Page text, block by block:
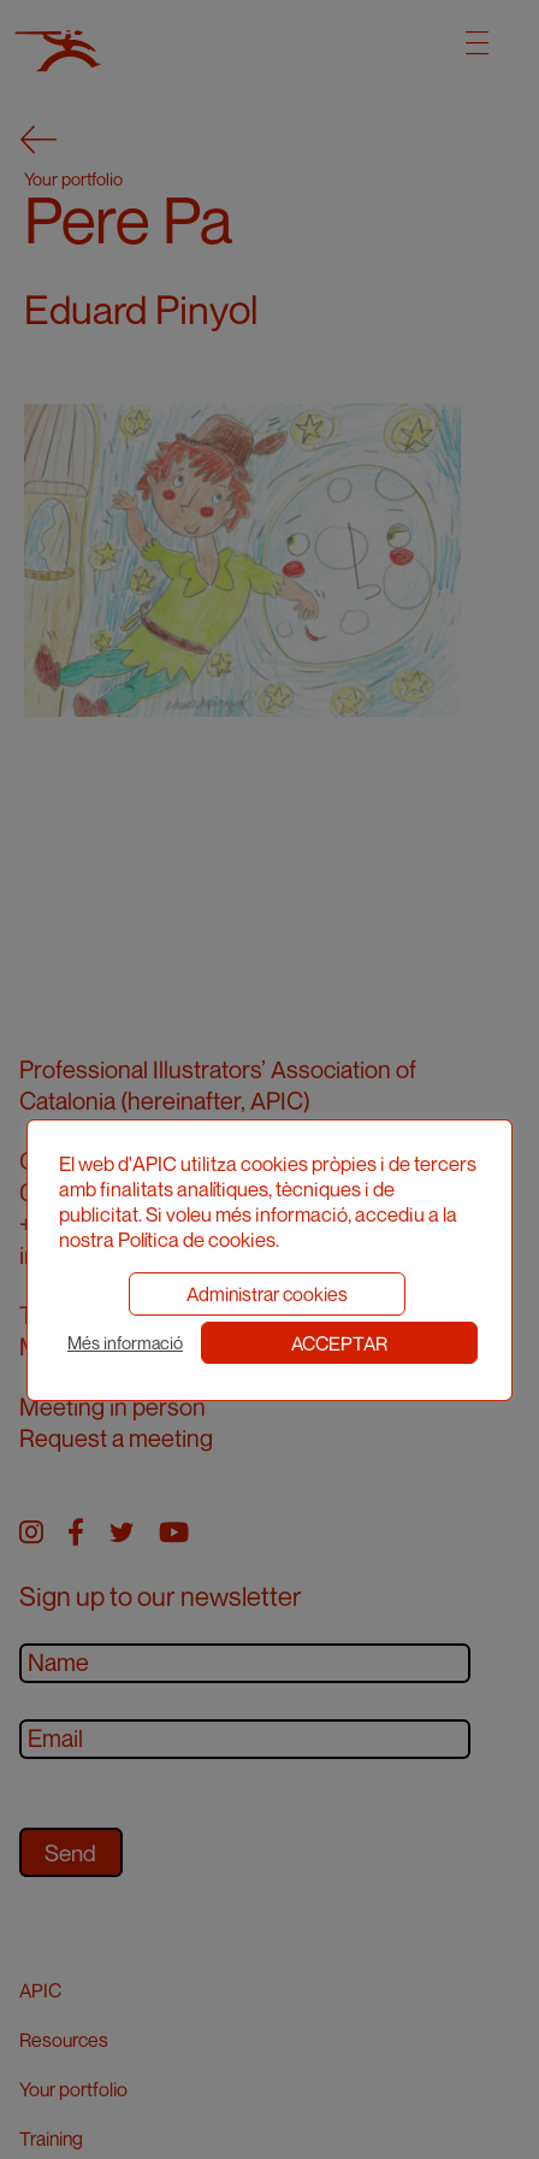
Your portfolio
Pere Pa
Eduard Pinyol
Professional Illustrators’ Association of
Catalonia (hereinafter, APIC)
Carrer Londres, 96, pral. 2a
08036 Barcelona
+34 934 161 474
info@apic.cat
Telephone answering hours
Monday to Friday from 10.00 am to 2.00 pm
Meeting in person
Request a meeting
Instagram
facebook
twitteryoutube
Sign up to our newsletter
APIC
Resources
Your portfolio
Training
El web d'APIC utilitza cookies pròpies i de tercers
amb finalitats analítiques, tècniques i de
publicitat. Si voleu més informació, accediu a la
nostra Política de cookies.
Administrar cookies
Més informació ACCEPTAR